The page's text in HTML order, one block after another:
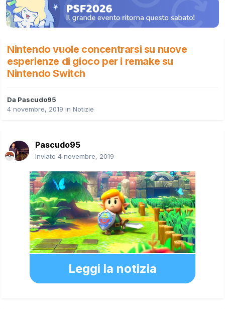
Nintendo vuole concentrarsi su nuove
esperienze di gioco per i remake su
Nintendo Switch
Da Pascudo95
4 novembre, 2019 in Notizie
Pascudo95
Inviato 4 novembre, 2019
Leggi la notizia